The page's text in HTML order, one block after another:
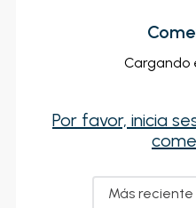
Cargando
Por favor, inicia
Más reciente